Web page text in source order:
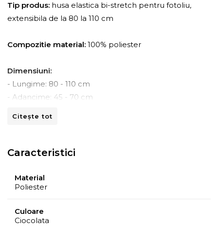
Tip produs: husa elastica bi-stretch pentru fotoliu,
extensibila de la 80 la 110 cm
Compozitie material: 100% poliester
Dimensiuni:
- Lungime: 80 - 110 cm
- Adancime: 45 - 70 cm
- A se curata la masina de spalat la 30ºC.
- A nu se calca.
- A nu se usca prin centrifugare.
Recomandari de folosire:
Citește tot
Caracteristici
Material
Poliester
Culoare
Ciocolata